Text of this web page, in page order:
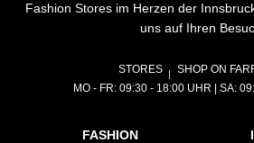
Fashion Stores im Herzen der
uns auf Ihren
STORES
SHOP ON
MO - FR: 09:30 - 18:00 UHR | SA:
FASHION